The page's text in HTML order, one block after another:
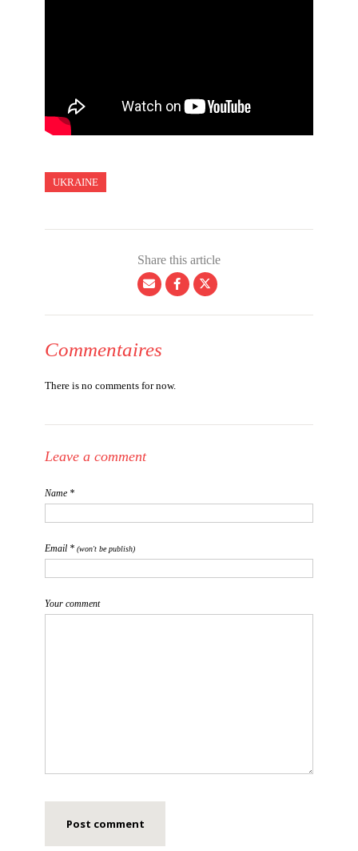
UKRAINE
Share this article
Commentaires
There is no comments for now.
Leave a comment
Name *
Email * (won't be publish)
Your comment